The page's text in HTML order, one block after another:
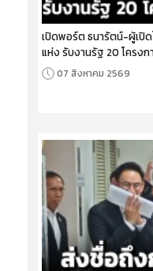
เปิดพอร์ต ธนารัตน์-ผู้เปิ
แห่ง รับงานรัฐ 20 โครงก
07 สิงหาคม 2569